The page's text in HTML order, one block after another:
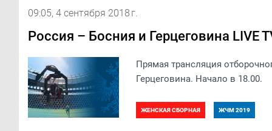
09:05, 4 сентября 2018 г.
Россия – Босния и Герцеговина LIVE
Прямая трансляция
Герцеговина. Начало в 18.00.
ЖЕНСКАЯ СБОРНАЯ ЖЧМ 2019